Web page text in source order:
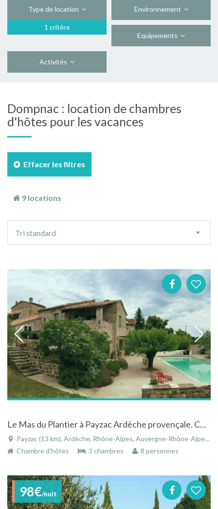
Type de location
1 critère
Environnement
Equipements
Activités
Dompnac : location de chambres
d'hôtes pour les vacances
Effacer les filtres
9 locations
tri
Tri standard
Le Mas du Plantier à Payzac Ardèche provençale. Chambres d’hôtes avec piscine et cuisine commune
Payzac (13 km), Ardèche, Rhône-Alpes, Auvergne-Rhône-Alpes, France
Chambre d'hôtes
3 chambres 8 personnes
98€/nuit